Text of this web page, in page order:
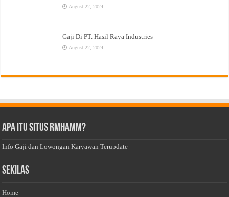
August 22, 2024
Gaji Di PT. Hasil Raya Industries
August 22, 2024
Apa Itu Situs Rmhamm?
Info Gaji dan Lowongan Karyawan Terupdate
Sekilas
Home